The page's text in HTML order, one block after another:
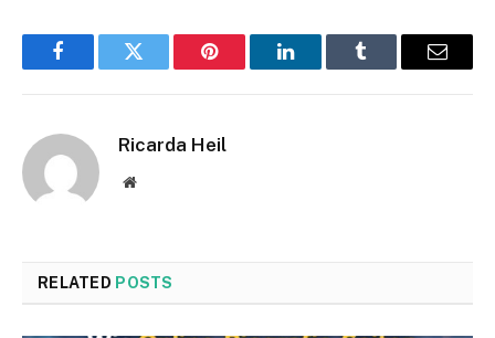
FacebookTwitter Pinterest LinkedInTumblr Email
Ricarda Heil
Website
RELATED POSTS